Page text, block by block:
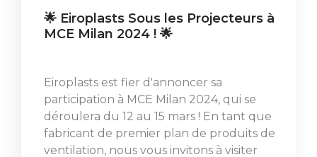
🌟 Eiroplasts Sous les Projecteurs à
MCE Milan 2024 ! 🌟
Eiroplasts est fier d'annoncer sa
participation à MCE Milan 2024, qui se
déroulera du 12 au 15 mars ! En tant que
fabricant de premier plan de produits de
ventilation, nous vous invitons à visiter